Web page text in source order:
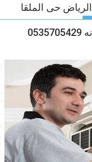
حى الملقا